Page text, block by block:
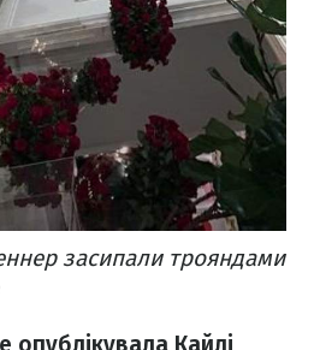
засипали трояндами